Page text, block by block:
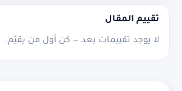
تقييم المقال
لا يوجد تقييمات بعد — كن أول من يقيّم.